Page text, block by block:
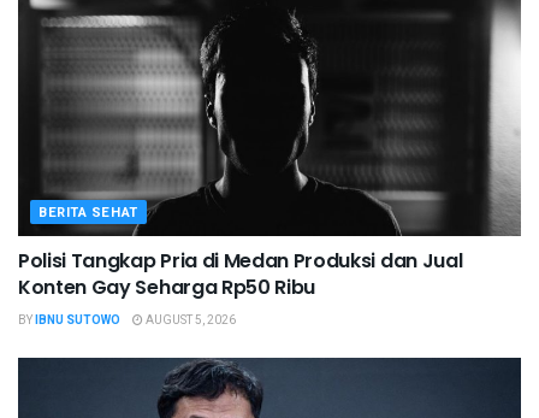
BERITA SEHAT
Polisi Tangkap Pria di Medan Produksi dan Jual
Konten Gay Seharga Rp50 Ribu
BYIBNU SUTOWO AUGUST 5, 2026